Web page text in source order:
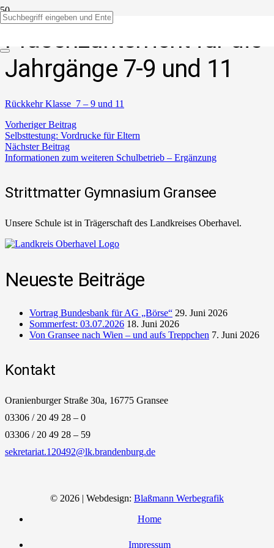
Präsenzunterricht für die
Jahrgänge 7-9 und 11
Rückkehr Klasse 7 – 9 und 11
Vorheriger Beitrag
Selbsttestung: Vordrucke für Eltern
Nächster Beitrag
Informationen zum weiteren Schulbetrieb – Ergänzung
Strittmatter Gymnasium Gransee
Unsere Schule ist in Trägerschaft des Landkreises Oberhavel.
Neueste Beiträge
Vortrag Bundesbank für AG „Börse“ 29. Juni 2026
Sommerfest: 03.07.2026 18. Juni 2026
Von Gransee nach Wien – und aufs Treppchen 7. Juni 2026
Kontakt
Oranienburger Straße 30a, 16775 Gransee
03306 / 20 49 28 – 0
03306 / 20 49 28 – 59
sekretariat.120492@lk.brandenburg.de
© 2026 | Webdesign: Blaßmann Werbegrafik
Home
Impressum